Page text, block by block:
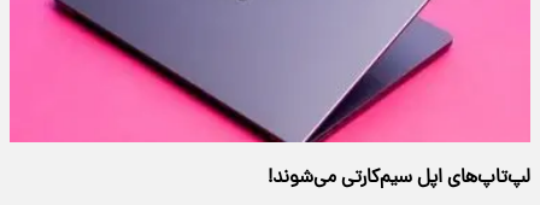
لپ‌تاپ‌های اپل سیم‌کارتی می‌شوند!